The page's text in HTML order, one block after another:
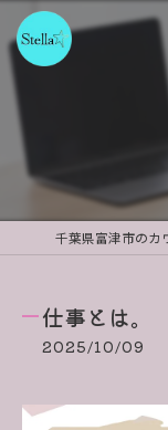
千葉県富津市のカ
仕事とは。
2025/10/09